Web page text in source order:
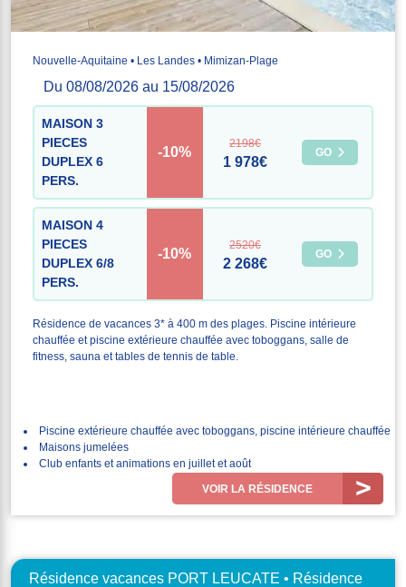
Nouvelle-Aquitaine • Les Landes • Mimizan-Plage
Du 08/08/2026 au 15/08/2026
MAISON 3
PIECES
DUPLEX 6
PERS.
-10%
2198€
1 978€
GO
MAISON 4
PIECES
DUPLEX 6/8
PERS.
-10%
2520€
2 268€
GO
Résidence de vacances 3* à 400 m des plages. Piscine intérieure
chauffée et piscine extérieure chauffée avec toboggans, salle de
fitness, sauna et tables de tennis de table.
Piscine extérieure chauffée avec toboggans, piscine intérieure chauffée
Maisons jumelées
Club enfants et animations en juillet et août
VOIR LA RÉSIDENCE
Résidence vacances PORT LEUCATE • Résidence